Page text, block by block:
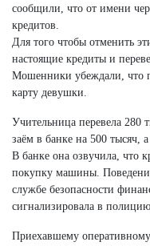
сообщили, что от имени
кредитов.
Для того чтобы отменить
настоящие кредиты и
Мошенники убеждали, что
карту девушки.
Учительница перевела 280
заём в банке на 500 тысяч,
В банке она озвучила, что
покупку машины.
службе безопасности
сигнализировала в полицию.
Приехавшему